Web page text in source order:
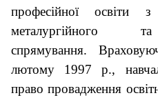
професійної освіти
металургійного та
спрямування.
лютому 1997 р.,
право провадження